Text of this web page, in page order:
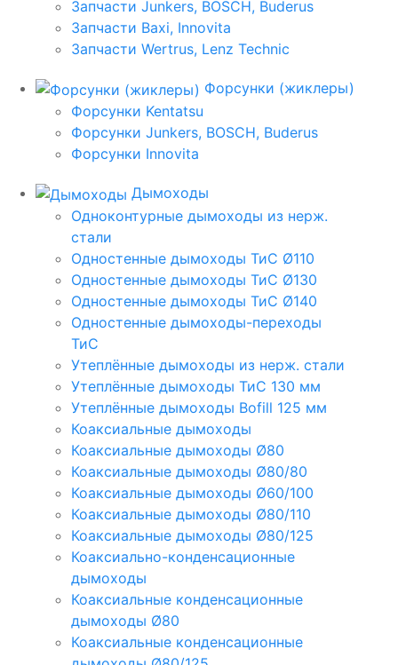
Запчасти Junkers, BOSCH, Buderus
Запчасти Baxi, Innovita
Запчасти Wertrus, Lenz Technic
Форсунки (жиклеры)
Форсунки Kentatsu
Форсунки Junkers, BOSCH, Buderus
Форсунки Innovita
Дымоходы
Одноконтурные дымоходы из нерж.
стали
Одностенные дымоходы ТиС Ø110
Одностенные дымоходы ТиС Ø130
Одностенные дымоходы ТиС Ø140
Одностенные дымоходы-переходы
ТиС
Утеплённые дымоходы из нерж. стали
Утеплённые дымоходы ТиС 130 мм
Утеплённые дымоходы Bofill 125 мм
Коаксиальные дымоходы
Коаксиальные дымоходы Ø80
Коаксиальные дымоходы Ø80/80
Коаксиальные дымоходы Ø60/100
Коаксиальные дымоходы Ø80/110
Коаксиальные дымоходы Ø80/125
Коаксиально-конденсационные
дымоходы
Коаксиальные конденсационные
дымоходы Ø80
Коаксиальные конденсационные